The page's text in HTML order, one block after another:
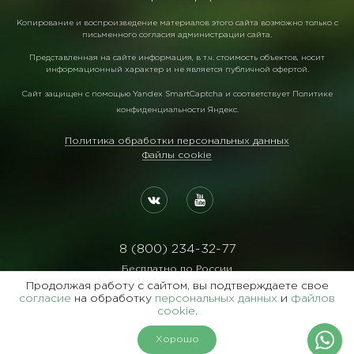
Копирование и воспроизведение материалов этого сайта возможно только с
письменного согласия администрации сайта.
Представленная на сайте информация, в т.ч. стоимость объектов, носит
информационный характер и не является публичной офертой.
Сайт защищен с помощью Yandex SmartCaptcha и соответствует Политике
конфиденциальности Яндекс.
Политика обработки персональных данных
Файлы cookie
8 (800) 234-32-77
Бесплатно по России
Реквизиты:
ООО Агентство "Славянский Двор"
Продолжая работу с сайтом, вы подтверждаете свое
согласие на обработку персональных данных и файлов
cookie.
Хорошо